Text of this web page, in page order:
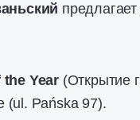
the Year (Открытие
(ul. Pańska 97).